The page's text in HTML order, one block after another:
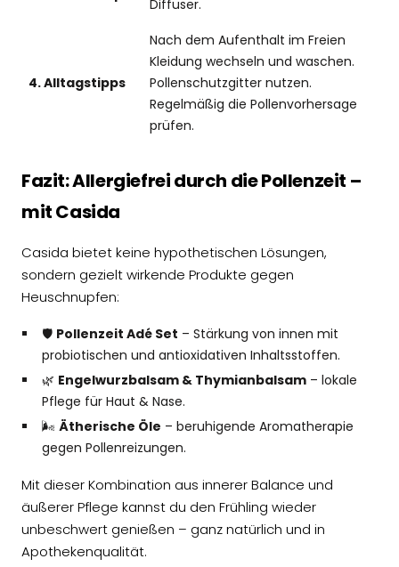
Diffuser.
4. Alltagstipps
Nach dem Aufenthalt im Freien
Kleidung wechseln und waschen.
Pollenschutzgitter nutzen.
Regelmäßig die Pollenvorhersage
prüfen.
Fazit: Allergiefrei durch die Pollenzeit –
mit Casida
Casida bietet keine hypothetischen Lösungen,
sondern gezielt wirkende Produkte gegen
Heuschnupfen:
🛡️ Pollenzeit Adé Set – Stärkung von innen mit
probiotischen und antioxidativen Inhaltsstoffen.
🌿 Engelwurzbalsam & Thymianbalsam– lokale
Pflege für Haut & Nase.
🌬️ Ätherische Öle – beruhigende Aromatherapie
gegen Pollenreizungen.
Mit dieser Kombination aus innerer Balance und
äußerer Pflege kannst du den Frühling wieder
unbeschwert genießen – ganz natürlich und in
Apothekenqualität.